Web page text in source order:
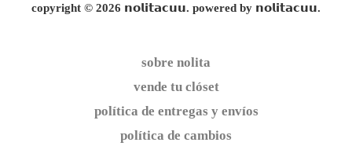
copyright © 2026 𝗻𝗼𝗹𝗶𝘁𝗮𝗰𝘂𝘂. powered by 𝗻𝗼𝗹𝗶𝘁𝗮𝗰𝘂𝘂.
sobre nolita
vende tu clóset
política de entregas y envíos
política de cambios